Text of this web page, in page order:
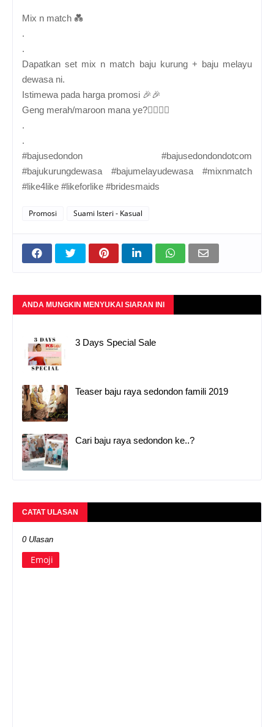
Mix n match 💑
.
.
Dapatkan set mix n match baju kurung + baju melayu
dewasa ni.
Istimewa pada harga promosi 🎉🎉
Geng merah/maroon mana ye?🙋‍♀️🙋‍♂️
.
.
#bajusedondon #bajusedondondotcom
#bajukurungdewasa #bajumelayudewasa #mixnmatch
#like4like #likeforlike #bridesmaids
Promosi Suami Isteri - Kasual
ANDA MUNGKIN MENYUKAI SIARAN INI
3 Days Special Sale
Teaser baju raya sedondon famili 2019
Cari baju raya sedondon ke..?
CATAT ULASAN
0 Ulasan
Emoji